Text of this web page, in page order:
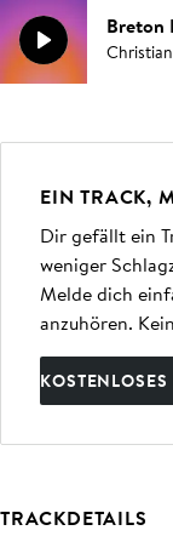
Breton
EIN TRACK,
Dir gefällt ein
weniger
Melde dich
anzuhören.
TRACKDETAILS